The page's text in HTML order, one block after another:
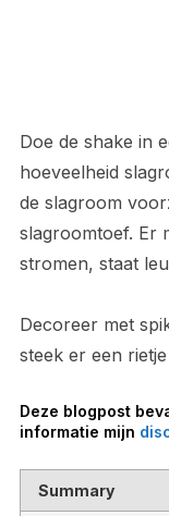
Doe de shake in
hoeveelheid
de slagroom
slagroomtoef. Er
stromen, staat
Decoreer met
steek er een
Deze blogpost
informatie mijn
Summary